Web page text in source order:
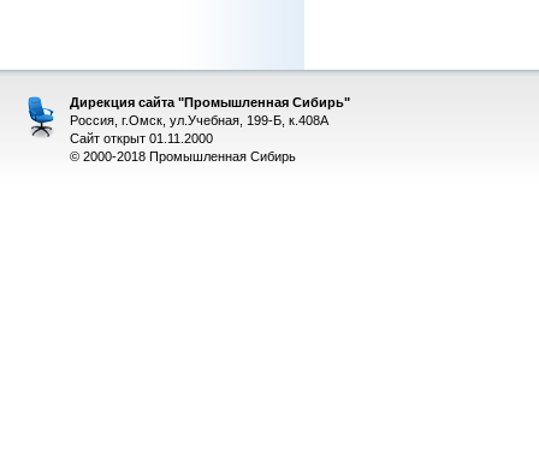
Дирекция сайта "Промышленная Сибирь"
Россия, г.Омск, ул.Учебная, 199-Б, к.408А
Сайт открыт 01.11.2000
© 2000-2018 Промышленная Сибирь